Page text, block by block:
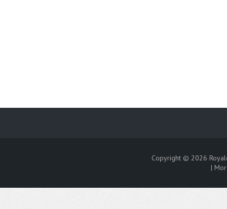
Copyright © 2026
|